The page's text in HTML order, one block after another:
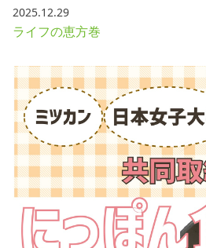
2025.12.29
ライフの恵方巻